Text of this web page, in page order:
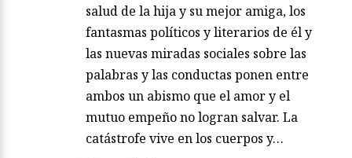
salud de la hija y su mejor amiga, los
fantasmas políticos y literarios de él y
las nuevas miradas sociales sobre las
palabras y las conductas ponen entre
ambos un abismo que el amor y el
mutuo empeño no logran salvar. La
catástrofe vive en los cuerpos y…